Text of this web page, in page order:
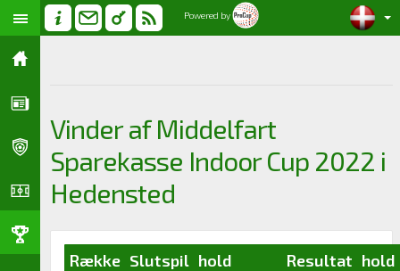
Powered by
Vinder af Middelfart
Sparekasse Indoor Cup 2022 i
Hedensted
Række Slutspil hold Resultat hold